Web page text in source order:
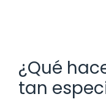
¿Qué
tan